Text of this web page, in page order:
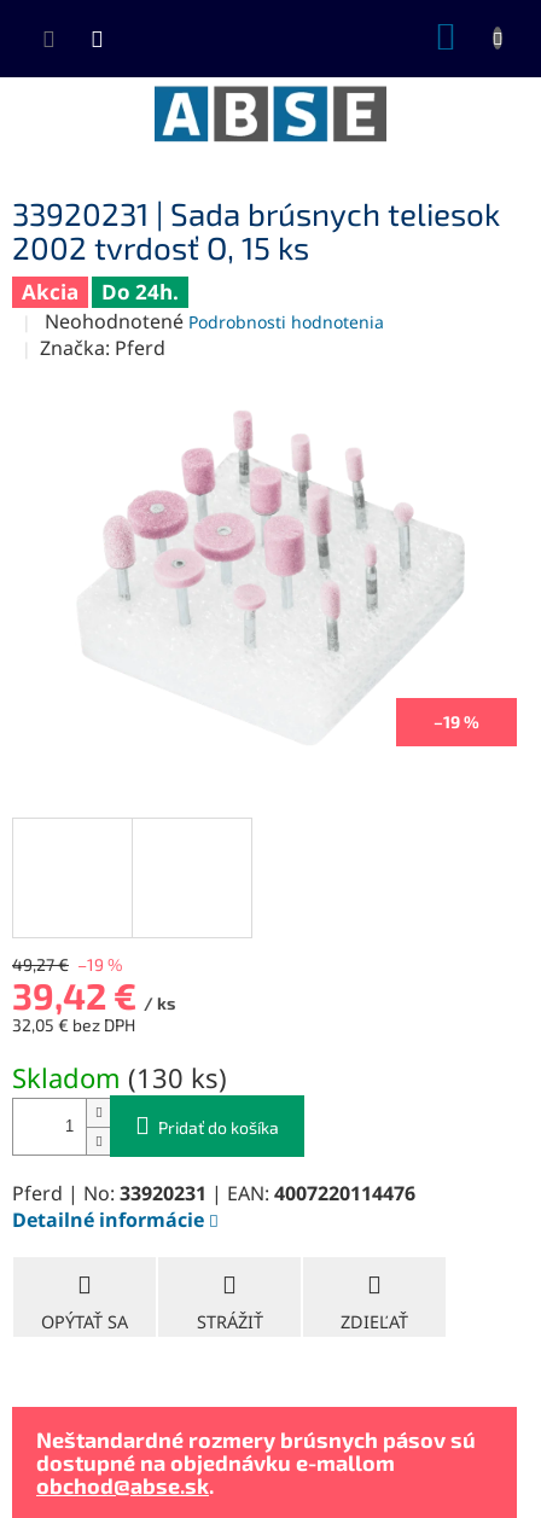
33920231 | Sada brúsnych teliesok
2002 tvrdosť O, 15 ks
Akcia Do 24h.
Priemerné
hodnotenie
hviezdičiek.
Neohodnotené Podrobnosti hodnotenia
Značka: Pferd
–19 %
49,27 € –19 %
39,42 € / ks
32,05 € bez DPH
cena:
Skladom (130 ks)
Pridať do košíka
Pferd | No: 33920231 | EAN: 4007220114476
Detailné informácie
OPÝTAŤ SA STRÁŽIŤ ZDIEĽAŤ
Neštandardné rozmery brúsnych pásov sú
dostupné na objednávku e-mallom
obchod@abse.sk.